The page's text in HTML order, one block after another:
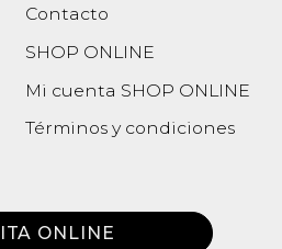
ONLINE
Contacto
SHOP ONLINE
Mi cuenta SHOP ONLINE
Términos y condiciones